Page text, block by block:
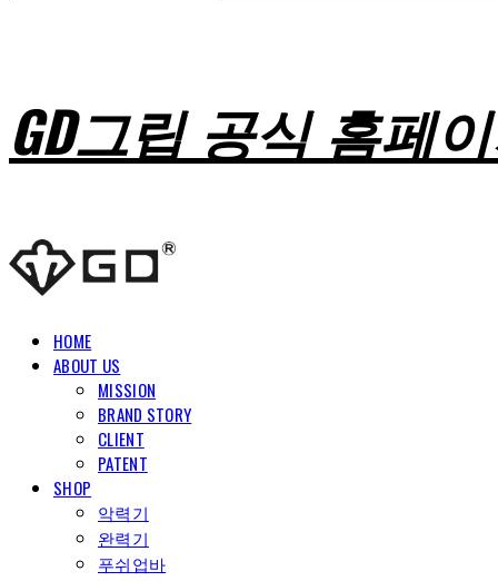
GD그립 공식 홈페
HOME
ABOUT US
MISSION
BRAND STORY
CLIENT
PATENT
SHOP
악력기
완력기
푸쉬업바